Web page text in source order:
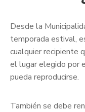
Desde la
temporada estival,
cualquier recipiente
el lugar elegido por
pueda reproducirse.
También se debe